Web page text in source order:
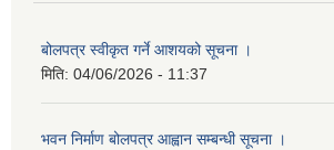
बोलपत्र स्वीकृत गर्ने आशयको सूचना ।
मिति: 04/06/2026 - 11:37
भवन निर्माण बोलपत्र आह्वान सम्बन्धी सूचना ।